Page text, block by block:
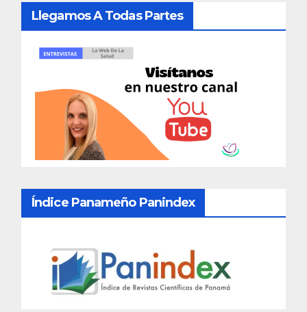
Llegamos A Todas Partes
Índice Panameño Panindex